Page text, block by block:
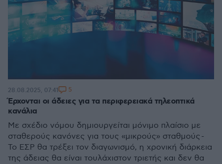
Έρχονται οι άδειες για τα περιφερειακά τηλεοπτικά
κανάλια
Με σχέδιο νόμου δημιουργείται μόνιμο πλαίσιο με
σταθερούς κανόνες για τους «μικρούς» σταθμούς -
Το ΕΣΡ θα τρέξει τον διαγωνισμό, η χρονική διάρκεια
της άδειας θα είναι τουλάχιστον τριετής και δεν θα
28.08.2025, 07:41 5